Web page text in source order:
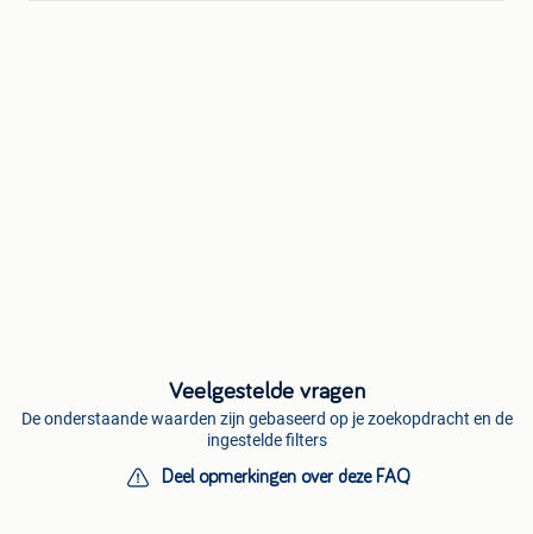
Veelgestelde vragen
De onderstaande waarden zijn gebaseerd op je zoekopdracht en de
ingestelde filters
Deel opmerkingen over deze FAQ